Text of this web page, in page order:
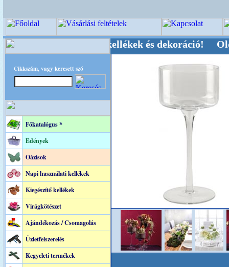
Cikkszám, vagy keresett szó
Főkatalógus *
Edények
Oázisok
Napi használati kellékek
Kiegészítő kellékek
Virágkötészet
Ajándékozás / Csomagolás
Üzletfelszerelés
Kegyeleti termékek
, Kegyeleti-kellékek és dekoráció!